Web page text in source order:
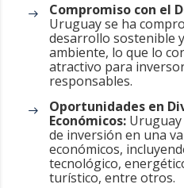
Compromiso con el
Uruguay se ha
desarrollo sostenible
ambiente, lo que lo
atractivo para
responsables.
Oportunidades en
Económicos:Uruguay
de inversión en una
económicos,
tecnológico,
turístico, entre otros.